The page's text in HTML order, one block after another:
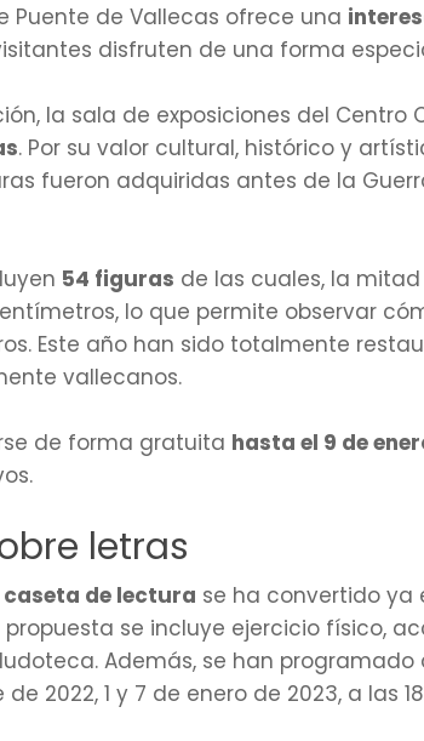
Puente de Vallecas ofrece una
disfruten de una forma
la sala de exposiciones del Centro
. Por su valor cultural, histórico y
fueron adquiridas antes de la
54 figuras de las cuales, la
lo que permite observar
Este año han sido totalmente
vallecanos.
de forma gratuita hasta el 9 de
letras
de lectura se ha convertido ya
propuesta se incluye ejercicio físico,
Además, se han
2022, 1 y 7 de enero de 2023, a las